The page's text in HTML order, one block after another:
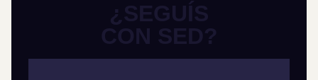
¿SEGUÍS
CON SED?